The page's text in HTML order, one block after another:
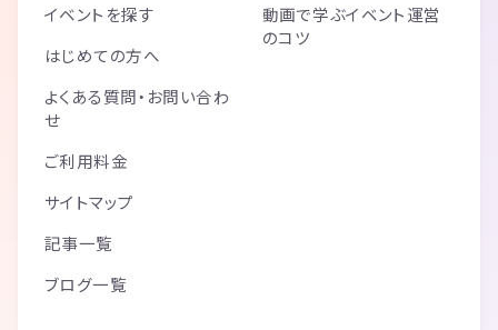
イベントを探す
はじめての方へ
よくある質問・お問い合わ
せ
ご利用料金
サイトマップ
記事一覧
ブログ一覧
動画で学ぶイベント運営
のコツ